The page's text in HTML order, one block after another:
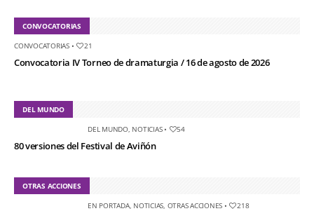
CONVOCATORIAS
CONVOCATORIAS• 21
Convocatoria IV Torneo de dramaturgia / 16 de agosto de 2026
DEL MUNDO
DEL MUNDO, NOTICIAS• 54
80 versiones del Festival de Aviñón
OTRAS ACCIONES
EN PORTADA, NOTICIAS OTRAS ACCIONES • 218